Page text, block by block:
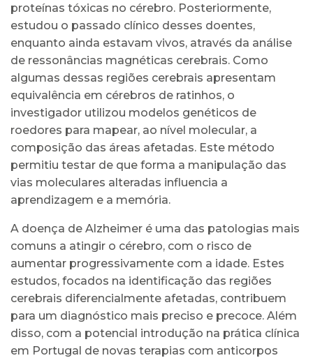
proteínas tóxicas no cérebro. Posteriormente,
estudou o passado clínico desses doentes,
enquanto ainda estavam vivos, através da análise
de ressonâncias magnéticas cerebrais. Como
algumas dessas regiões cerebrais apresentam
equivalência em cérebros de ratinhos, o
investigador utilizou modelos genéticos de
roedores para mapear, ao nível molecular, a
composição das áreas afetadas. Este método
permitiu testar de que forma a manipulação das
vias moleculares alteradas influencia a
aprendizagem e a memória.
A doença de Alzheimer é uma das patologias mais
comuns a atingir o cérebro, com o risco de
aumentar progressivamente com a idade. Estes
estudos, focados na identificação das regiões
cerebrais diferencialmente afetadas, contribuem
para um diagnóstico mais preciso e precoce. Além
disso, com a potencial introdução na prática clínica
em Portugal de novas terapias com anticorpos